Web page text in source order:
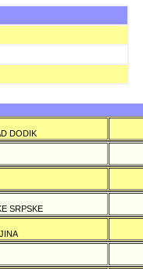
DODIK
SRPSKE